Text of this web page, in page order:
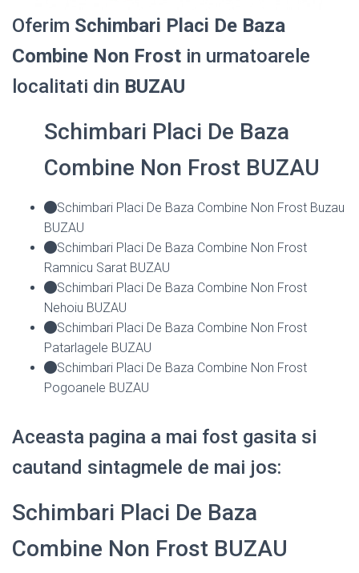
Oferim Schimbari Placi De Baza
Combine Non Frost in urmatoarele
localitati din BUZAU
Schimbari Placi De Baza
Combine Non Frost BUZAU
Schimbari Placi De Baza Combine Non Frost Buzau
BUZAU
Schimbari Placi De Baza Combine Non Frost
Ramnicu Sarat BUZAU
Schimbari Placi De Baza Combine Non Frost
Nehoiu BUZAU
Schimbari Placi De Baza Combine Non Frost
Patarlagele BUZAU
Schimbari Placi De Baza Combine Non Frost
Pogoanele BUZAU
Aceasta pagina a mai fost gasita si
cautand sintagmele de mai jos:
Schimbari Placi De Baza
Combine Non Frost BUZAU